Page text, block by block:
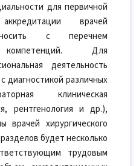
для первичной
врачей
с перечнем
компетенций. Для
деятельность
диагностикой различных
клиническая
рентгенология и др.),
хирургического
будет несколько
трудовым